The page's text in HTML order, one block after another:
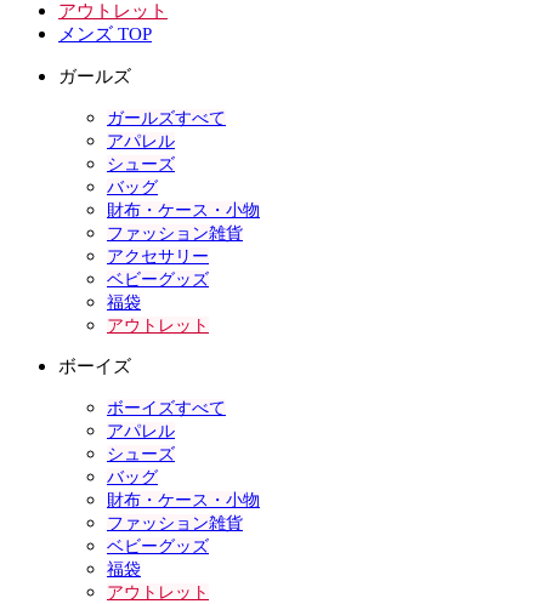
アウトレット
メンズ TOP
ガールズ
ガールズすべて
アパレル
シューズ
バッグ
財布・ケース・小物
ファッション雑貨
アクセサリー
ベビーグッズ
福袋
アウトレット
ボーイズ
ボーイズすべて
アパレル
シューズ
バッグ
財布・ケース・小物
ファッション雑貨
ベビーグッズ
福袋
アウトレット